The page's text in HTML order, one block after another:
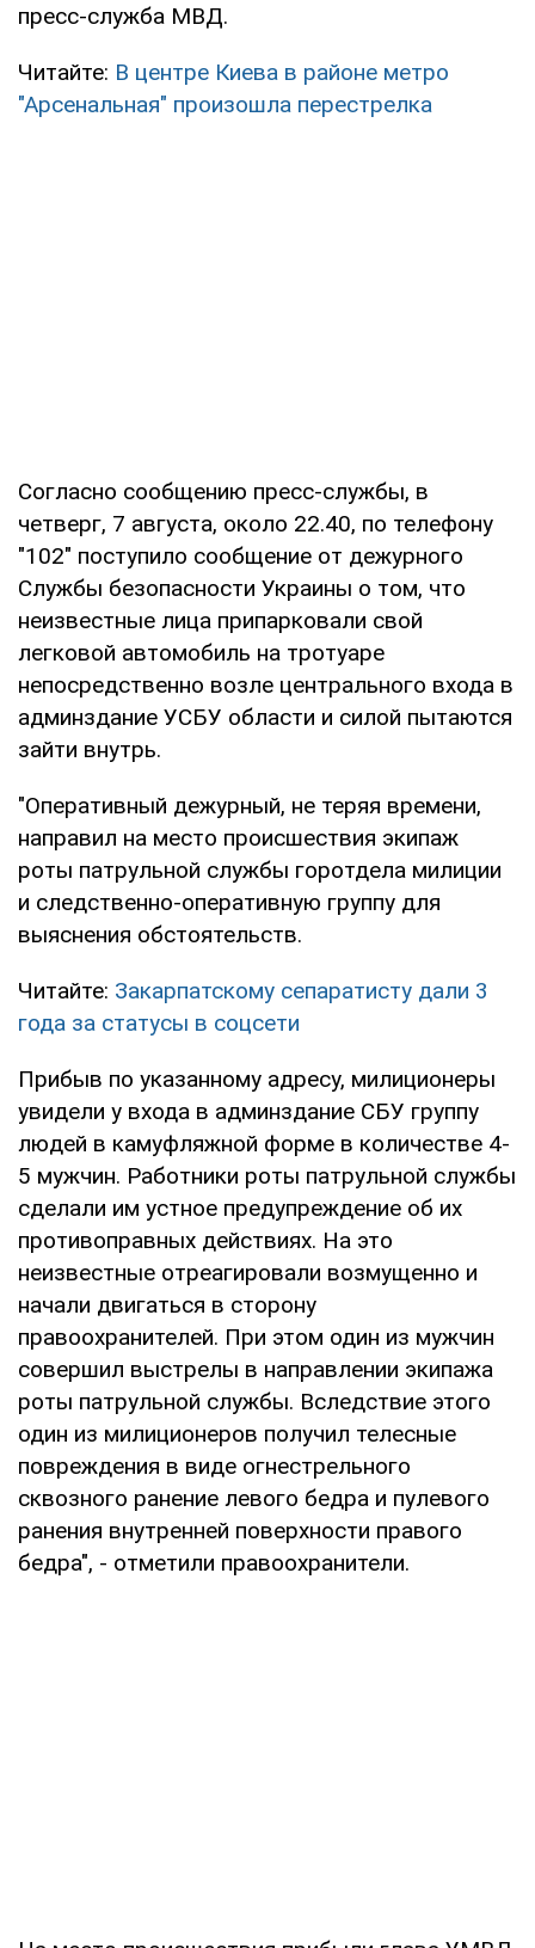
пресс-служба МВД.
Читайте: В центре Киева в районе метро
"Арсенальная" произошла перестрелка
Согласно сообщению пресс-службы, в
четверг, 7 августа, около 22.40, по телефону
"102" поступило сообщение от дежурного
Службы безопасности Украины о том, что
неизвестные лица припарковали свой
легковой автомобиль на тротуаре
непосредственно возле центрального входа в
админздание УСБУ области и силой пытаются
зайти внутрь.
"Оперативный дежурный, не теряя времени,
направил на место происшествия экипаж
роты патрульной службы горотдела милиции
и следственно-оперативную группу для
выяснения обстоятельств.
Читайте: Закарпатскому сепаратисту дали 3
года за статусы в соцсети
Прибыв по указанному адресу, милиционеры
увидели у входа в админздание СБУ группу
людей в камуфляжной форме в количестве 4-
5 мужчин. Работники роты патрульной службы
сделали им устное предупреждение об их
противоправных действиях. На это
неизвестные отреагировали возмущенно и
начали двигаться в сторону
правоохранителей. При этом один из мужчин
совершил выстрелы в направлении экипажа
роты патрульной службы. Вследствие этого
один из милиционеров получил телесные
повреждения в виде огнестрельного
сквозного ранение левого бедра и пулевого
ранения внутренней поверхности правого
бедра", - отметили правоохранители.